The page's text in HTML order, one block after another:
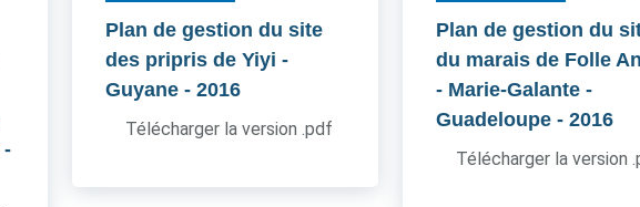
-
Plan de gestion du site
des pripris de Yiyi -
Guyane - 2016
Télécharger la version .pdf
Plan de gestion du
du marais de Folle
- Marie-Galante -
Guadeloupe - 2016
Télécharger la version